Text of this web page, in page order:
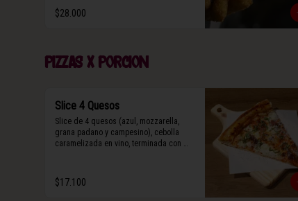
$28.000
Pizzas x porcion
Slice 4 Quesos
Slice de 4 quesos (azul, mozzarella,
grana padano y campesino), cebolla
caramelizada en vino, terminada con
$17.100